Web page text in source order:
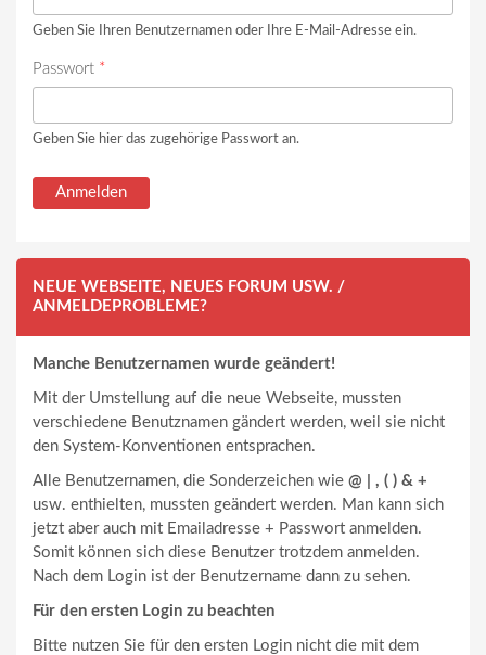
Geben Sie Ihren Benutzernamen oder Ihre E-Mail-Adresse ein.
Passwort *
Geben Sie hier das zugehörige Passwort an.
NEUE WEBSEITE, NEUES FORUM USW. /
ANMELDEPROBLEME?
Manche Benutzernamen wurde geändert!
Mit der Umstellung auf die neue Webseite, mussten
verschiedene Benutznamen gändert werden, weil sie nicht
den System-Konventionen entsprachen.
Alle Benutzernamen, die Sonderzeichen wie @ | , ( ) & +
usw. enthielten, mussten geändert werden. Man kann sich
jetzt aber auch mit Emailadresse + Passwort anmelden.
Somit können sich diese Benutzer trotzdem anmelden.
Nach dem Login ist der Benutzername dann zu sehen.
Für den ersten Login zu beachten
Bitte nutzen Sie für den ersten Login nicht die mit dem